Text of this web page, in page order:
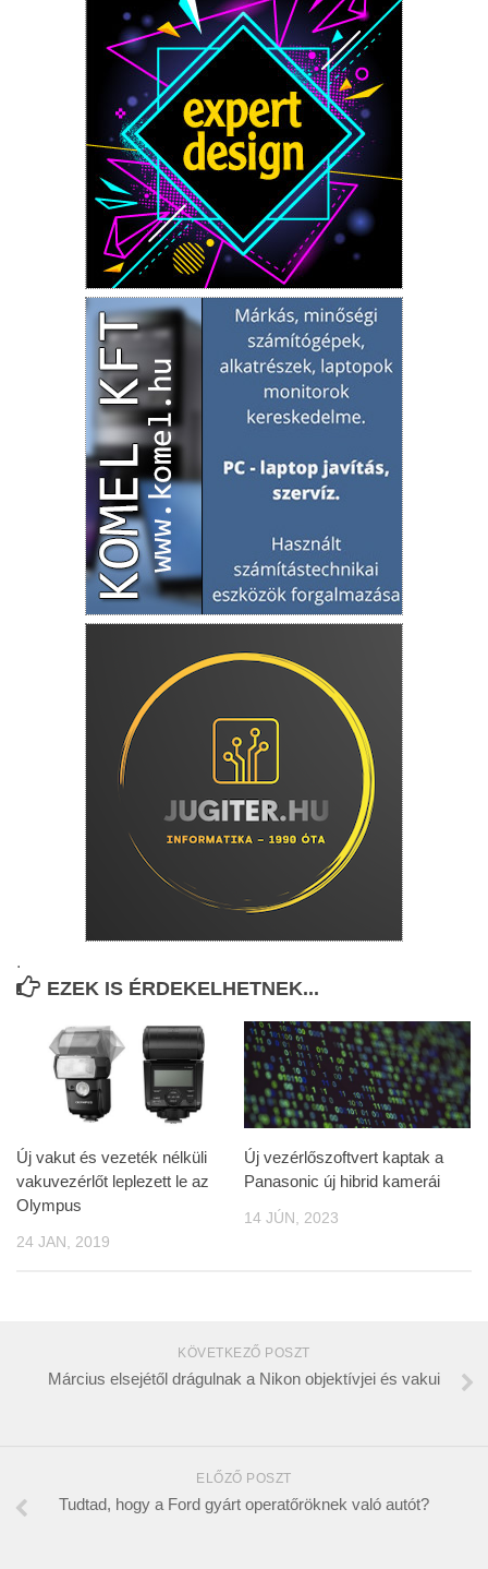
.
EZEK IS ÉRDEKELHETNEK...
Új vakut és vezeték nélküli
vakuvezérlőt leplezett le az
Olympus
24 JAN, 2019
Új vezérlőszoftvert kaptak a
Panasonic új hibrid kamerái
14 JÚN, 2023
KÖVETKEZŐ POSZT
Március elsejétől drágulnak a Nikon objektívjei és vakui
ELŐZŐ POSZT
Tudtad, hogy a Ford gyárt operatőröknek való autót?